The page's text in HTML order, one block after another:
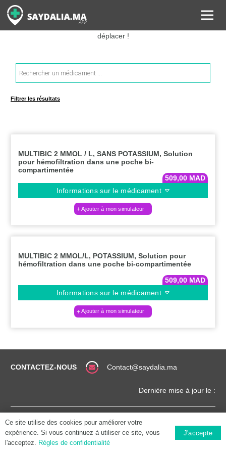
Rechercher les informations sur vos médicaments, leurs prix et
estimer ainsi le coût total de votre ordonnance, sans vous
déplacer !
Recherche
de
produits
Filtrer les résultats
MULTIBIC 2 MMOL / L, SANS POTASSIUM, Solution
pour hémofiltration dans une poche bi-
compartimentée
509,00 MAD
Informations sur le médicament
Ajouter à mon simulateur
MULTIBIC 2 MMOL/L, POTASSIUM, Solution pour
hémofiltration dans une poche bi-compartimentée
509,00 MAD
Informations sur le médicament
Ajouter à mon simulateur
CONTACTEZ-NOUS Contact@saydalia.ma
Dernière mise à jour le :
GÉNÉRALES
SAYDALIA.MA
Ce site utilise des cookies pour améliorer votre
expérience. Si vous continuez à utiliser ce site, vous
l'acceptez. Règles de confidentialité
J'accepte